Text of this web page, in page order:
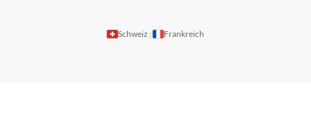
Schweiz | Frankreich